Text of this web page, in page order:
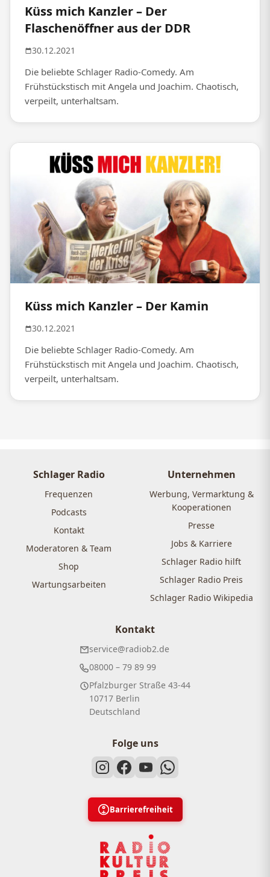
Küss mich Kanzler – Der
Flaschenöffner aus der DDR
30.12.2021
Die beliebte Schlager Radio-Comedy. Am
Frühstückstisch mit Angela und Joachim. Chaotisch,
verpeilt, unterhaltsam.
Küss mich Kanzler – Der Kamin
30.12.2021
Die beliebte Schlager Radio-Comedy. Am
Frühstückstisch mit Angela und Joachim. Chaotisch,
verpeilt, unterhaltsam.
Schlager Radio
Frequenzen
Podcasts
Kontakt
Moderatoren & Team
Shop
Wartungsarbeiten
Unternehmen
Werbung, Vermarktung &
Kooperationen
Presse
Jobs & Karriere
Schlager Radio hilft
Schlager Radio Preis
Schlager Radio Wikipedia
Kontakt
service@radiob2.de
08000 – 79 89 99
Pfalzburger Straße 43-44
10717 Berlin
Deutschland
Folge uns
Barrierefreiheit